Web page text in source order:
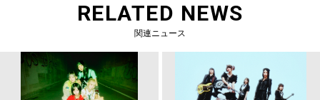
RELATED NEWS
関連ニュース